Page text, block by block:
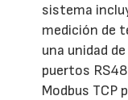
sistema
medición de
una unidad
puertos
Modbus TCP